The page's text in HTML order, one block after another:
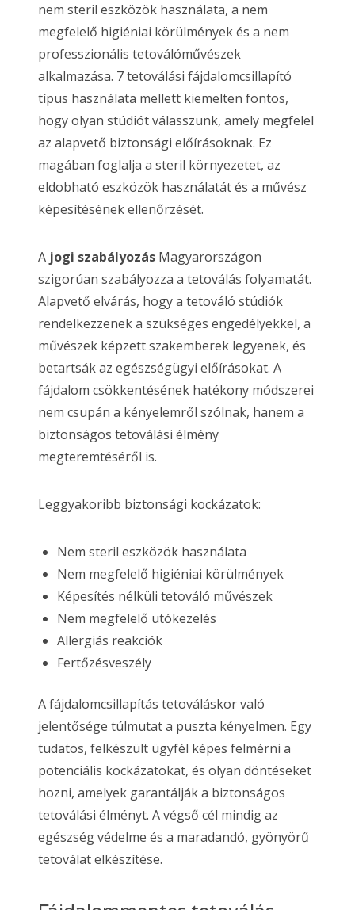
nem steril eszközök használata, a nem
megfelelő higiéniai körülmények és a nem
professzionális tetoválóművészek
alkalmazása. 7 tetoválási fájdalomcsillapító
típus használata mellett kiemelten fontos,
hogy olyan stúdiót válasszunk, amely megfelel
az alapvető biztonsági előírásoknak. Ez
magában foglalja a steril környezetet, az
eldobható eszközök használatát és a művész
képesítésének ellenőrzését.
A jogi szabályozás Magyarországon
szigorúan szabályozza a tetoválás folyamatát.
Alapvető elvárás, hogy a tetováló stúdiók
rendelkezzenek a szükséges engedélyekkel, a
művészek képzett szakemberek legyenek, és
betartsák az egészségügyi előírásokat. A
fájdalom csökkentésének hatékony módszerei
nem csupán a kényelemről szólnak, hanem a
biztonságos tetoválási élmény
megteremtéséről is.
Leggyakoribb biztonsági kockázatok:
Nem steril eszközök használata
Nem megfelelő higiéniai körülmények
Képesítés nélküli tetováló művészek
Nem megfelelő utókezelés
Allergiás reakciók
Fertőzésveszély
A fájdalomcsillapítás tetováláskor való
jelentősége túlmutat a puszta kényelmen. Egy
tudatos, felkészült ügyfél képes felmérni a
potenciális kockázatokat, és olyan döntéseket
hozni, amelyek garantálják a biztonságos
tetoválási élményt. A végső cél mindig az
egészség védelme és a maradandó, gyönyörű
tetoválat elkészítése.